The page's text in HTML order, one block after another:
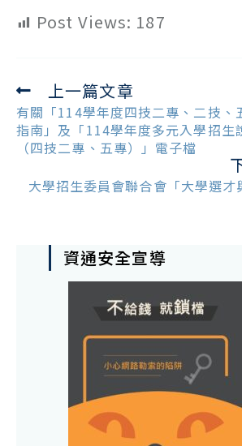
Post Views: 187
Read
more
articles
上一篇文章
有關「114學年度四技二專、二技、
指南」及「114學年度多元入學招生
（四技二專、五專）」電子檔
大學招生委員會聯合會「大學選才
資通安全宣導